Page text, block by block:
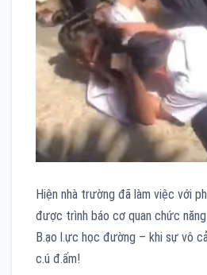
Hiện nhà trường đã làm việc với
được trình báo cơ quan chức
B.ạo l.ực học đường – khi sự vô
c.ú đ.ấm!